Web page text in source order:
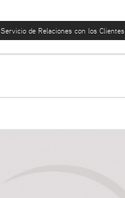
Servicio de Relaciones con los Clientes